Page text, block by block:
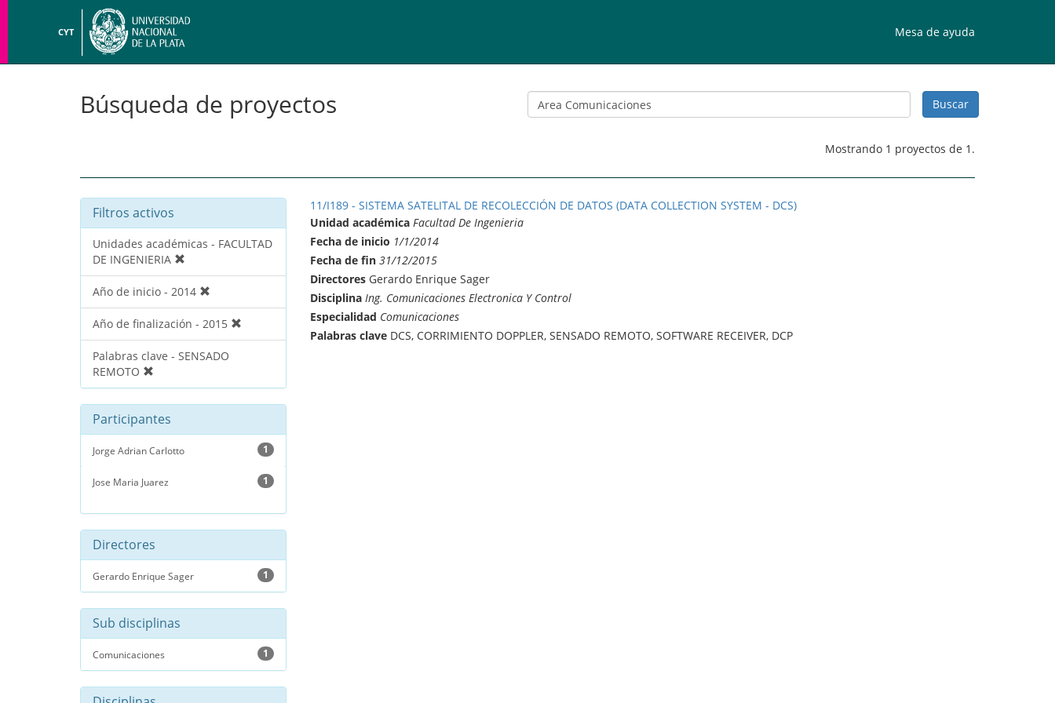
CYT Mesa de ayuda
Búsqueda de proyectos
Mostrando 1 proyectos de 1.
Filtros activos
Unidades académicas - FACULTAD
DE INGENIERIA
Año de inicio - 2014
Año de finalización - 2015
Palabras clave - SENSADO
REMOTO
Participantes
Jorge Adrian Carlotto 1
Jose Maria Juarez 1
Directores
Gerardo Enrique Sager 1
Sub disciplinas
Comunicaciones 1
11/I189 - SISTEMA SATELITAL DE RECOLECCIÓN DE DATOS (DATA COLLECTION SYSTEM - DCS)
Unidad académica Facultad De Ingenieria
Fecha de inicio 1/1/2014
Fecha de fin 31/12/2015
DirectoresGerardo Enrique Sager
Disciplina Ing. Comunicaciones Electronica Y Control
Especialidad Comunicaciones
Palabras claveDCS, CORRIMIENTO DOPPLER, SENSADO REMOTO, SOFTWARE RECEIVER, DCP